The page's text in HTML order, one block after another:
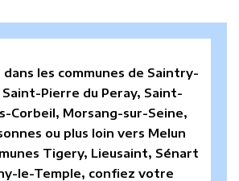
les communes de Saintry-
Pierre du Peray, Saint-
Corbeil, Morsang-sur-Seine,
ou plus loin vers Melun
Tigery, Lieusaint, Sénart
le-Temple, confiez votre